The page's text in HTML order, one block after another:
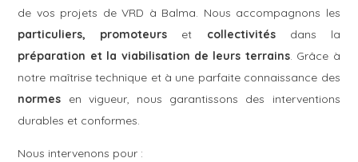
de vos projets de VRD à Balma. Nous accompagnons les
particuliers, promoteurs et collectivitésdans la
préparation et la viabilisation de leurs terrains. Grâce à
notre maîtrise technique et à une parfaite connaissance des
normes en vigueur, nous garantissons des interventions
durables et conformes.
Nous intervenons pour :